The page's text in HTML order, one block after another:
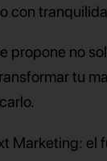
con
propone no
tu
Marketing: el